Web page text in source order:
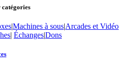
catégories
|Machines à sous|Arcades et Vidéo
| Échanges|Dons